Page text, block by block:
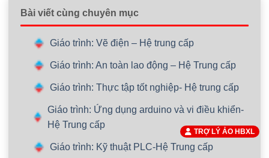
Bài viết cùng chuyên mục
Giáo trình: Vẽ điện – Hệ trung cấp
Giáo trình: An toàn lao động – Hệ Trung cấp
Giáo trình: Thực tập tốt nghiệp- Hệ trung cấp
Giáo trình: Ứng dụng arduino và vi điều khiển-
Hệ Trung cấp
Giáo trình: Kỹ thuật PLC-Hệ Trung cấp
TRỢ LÝ ẢO HBXL